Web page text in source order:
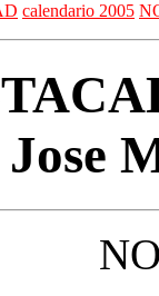
calendario 2005